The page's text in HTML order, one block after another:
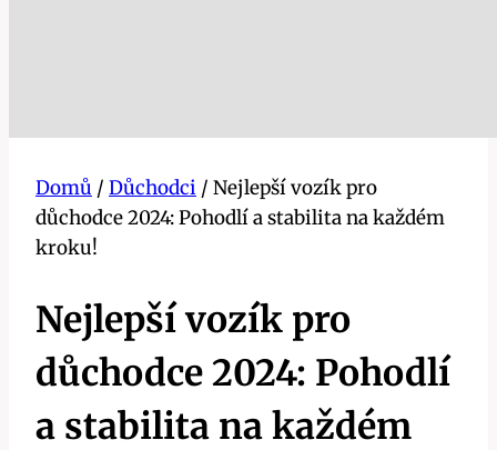
Domů / Důchodci / Nejlepší vozík pro
důchodce 2024: Pohodlí a stabilita na každém
kroku!
Nejlepší vozík pro
důchodce 2024: Pohodlí
a stabilita na každém